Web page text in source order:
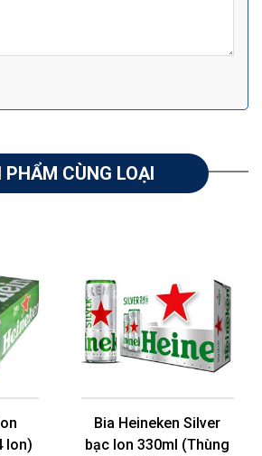
PHẨM CÙNG LOẠI
lon)
Bia Heineken Silver
bạc lon 330ml (Thùng